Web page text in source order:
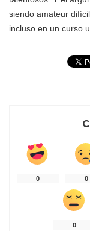
siendo amateur
incluso en un curso
0 0
0